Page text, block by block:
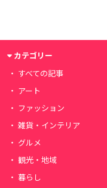
カテゴリー
すべての記事
アート
ファッション
雑貨・インテリア
グルメ
観光・地域
暮らし